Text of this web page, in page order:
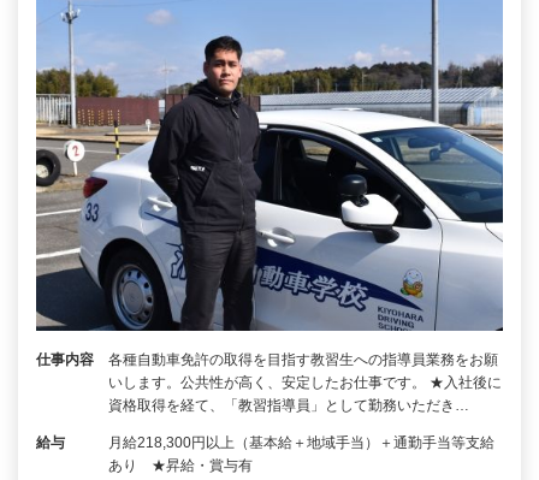
仕事内容
各種自動車免許の取得を目指す教習生への指導員業務をお願
いします。公共性が高く、安定したお仕事です。 ★入社後に
資格取得を経て、「教習指導員」として勤務いただき…
給与
月給218,300円以上（基本給＋地域手当）＋通勤手当等支給
あり ★昇給・賞与有